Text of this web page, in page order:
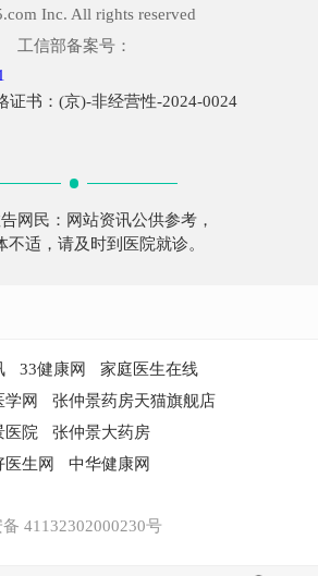
Inc. All rights reserved
工信部备案号：
证书：(京)-非经营性-2024-0024
网民：网站资讯公供参考，
不适，请及时到医院就诊。
33健康网
家庭医生在线
学网
张仲景药房天猫旗舰店
医院
张仲景大药房
医生网 中华健康网
41132302000230号